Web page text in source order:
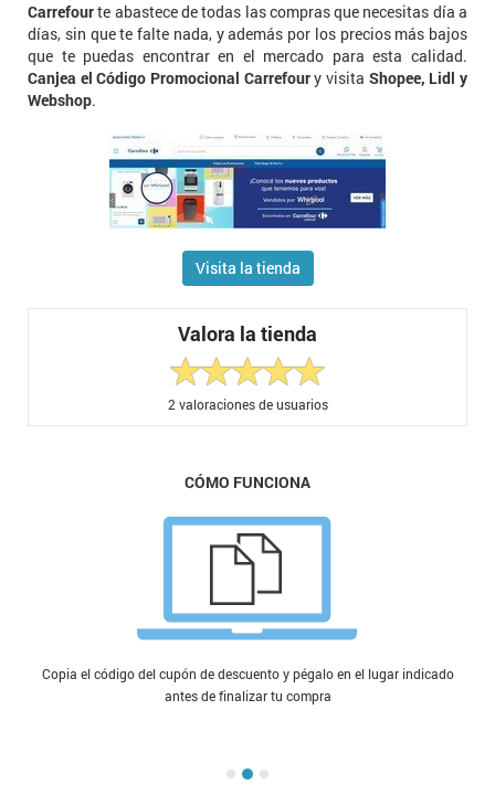
Carrefourte abastece de todas las compras que necesitas día a
días, sin que te falte nada, y además por los precios más bajos
que te puedas encontrar en el mercado para esta calidad.
Canjea el Código Promocional Carrefoury visita Shopee, Lidl y
Webshop.
Visita la tienda
Valora la tienda
2 valoraciones de usuarios
CÓMO FUNCIONA
Copia el código del cupón de descuento y pégalo en el lugar indicado
antes de finalizar tu compra